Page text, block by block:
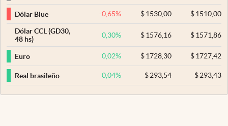
Dólar Blue -0,65% $ 1530,00 $1510,00
Dólar CCL (GD30,
48 hs)
0,30% $ 1576,16 $1571,86
Euro 0,02% $ 1728,30 $1727,42
Real brasileño 0,04% $ 293,54 $293,43